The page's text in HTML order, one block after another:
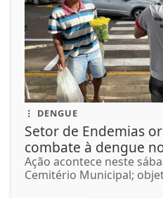
DENGUE
Setor de Endemias
combate à dengue
Ação acontece neste
Cemitério Municipal;